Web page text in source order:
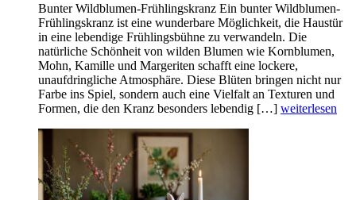
Bunter Wildblumen-Frühlingskranz Ein bunter Wildblumen-
Frühlingskranz ist eine wunderbare Möglichkeit, die Haustür
in eine lebendige Frühlingsbühne zu verwandeln. Die
natürliche Schönheit von wilden Blumen wie Kornblumen,
Mohn, Kamille und Margeriten schafft eine lockere,
unaufdringliche Atmosphäre. Diese Blüten bringen nicht nur
Farbe ins Spiel, sondern auch eine Vielfalt an Texturen und
Formen, die den Kranz besonders lebendig […] weiterlesen